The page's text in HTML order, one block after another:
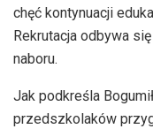
chęć kontynuacji
Rekrutacja odbywa
naboru.
Jak podkreśla
przedszkolaków